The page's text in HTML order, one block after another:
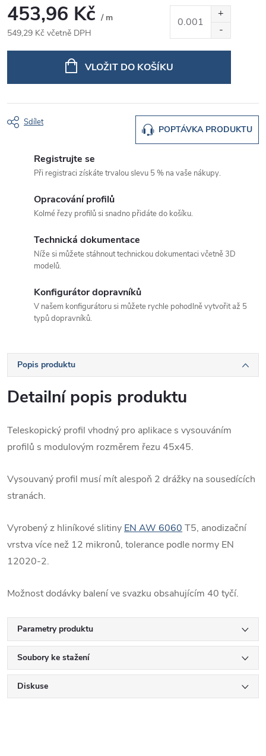
453,96 Kč / m
549,29 Kč včetně DPH
VLOŽIT DO KOŠÍKU
POPTÁVKA PRODUKTU
Sdílet
Registrujte se
Při registraci získáte trvalou slevu 5 % na vaše nákupy.
Opracování profilů
Kolmé řezy profilů si snadno přidáte do košíku.
Technická dokumentace
Níže si můžete stáhnout technickou dokumentaci včetně 3D
modelů.
Konfigurátor dopravníků
V našem konfigurátoru si můžete rychle pohodlně vytvořit až 5
typů dopravníků.
Popis produktu
Detailní popis produktu
Teleskopický profil vhodný pro aplikace s vysouváním
profilů s modulovým rozměrem řezu 45x45.
Vysouvaný profil musí mít alespoň 2 drážky na sousedících
stranách.
Vyrobený z hliníkové slitiny EN AW 6060 T5, anodizační
vrstva více než 12 mikronů, tolerance podle normy EN
12020-2.
Možnost dodávky balení ve svazku obsahujícím 40 tyčí.
Parametry produktu
Soubory ke stažení
Diskuse